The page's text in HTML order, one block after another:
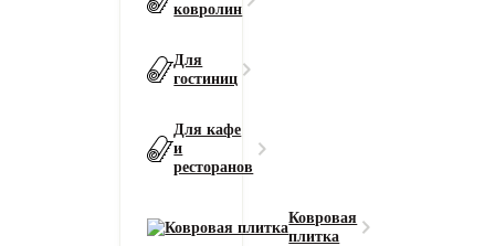
ковролин
Для
гостиниц
Для кафе
и
ресторанов
Ковровая
плитка